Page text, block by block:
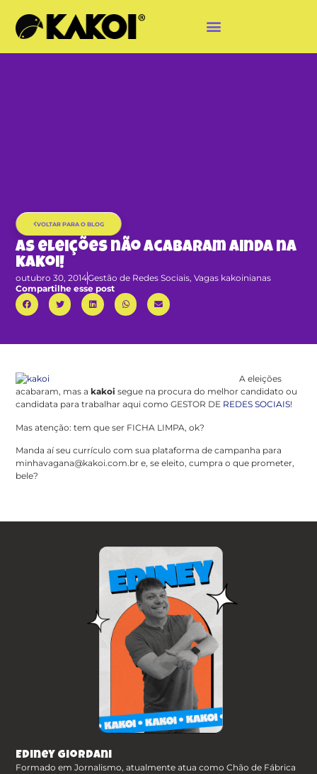
VOLTAR PARA O BLOG
As eleições não acabaram ainda na
kakoi!
outubro 30, 2014Gestão de Redes Sociais,Vagas kakoinianas
Compartilhe esse post
A eleições
acabaram, mas akakoi segue na procura do melhor candidato ou
candidata para trabalhar aqui como GESTOR DE REDES SOCIAIS!
Mas atenção: tem que ser FICHA LIMPA, ok?
Manda aí seu currículo com sua plataforma de campanha para
minhavagana@kakoi.com.br e, se eleito, cumpra o que prometer,
bele?
Ediney Giordani
Formado em Jornalismo, atualmente atua como Chão de Fábrica